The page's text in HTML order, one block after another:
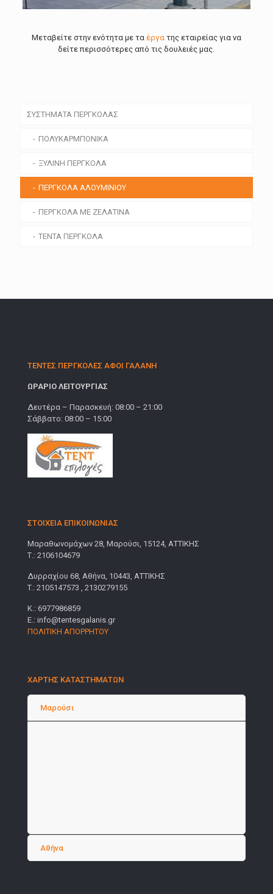
Μεταβείτε στην ενότητα με τα έργα της εταιρείας για να
δείτε περισσότερες από τις δουλειές μας.
ΣΥΣΤΗΜΑΤΑ ΠΕΡΓΚΟΛΑΣ
ΠΟΛΥΚΑΡΜΠΟΝΙΚΑ
ΞΥΛΙΝΗ ΠΕΡΓΚΟΛΑ
ΠΕΡΓΚΟΛΑ ΑΛΟΥΜΙΝΙΟΥ
ΠΕΡΓΚΟΛΑ ΜΕ ΖΕΛΑΤΙΝΑ
ΤΕΝΤΑ ΠΕΡΓΚΟΛΑ
ΤΕΝΤΕΣ ΠΕΡΓΚΟΛΕΣ ΑΦΟΙ ΓΑΛΑΝΗ
ΩΡΑΡΙΟ ΛΕΙΤΟΥΡΓΙΑΣ
Δευτέρα – Παρασκευή: 08:00 – 21:00
Σάββατο: 08:00 – 15:00
ΣΤΟΙΧΕΙΑ ΕΠΙΚΟΙΝΩΝΙΑΣ
Μαραθωνομάχων 28, Μαρούσι, 15124, ΑΤΤΙΚΗΣ
Τ.: 2106104679
Δυρραχίου 68, Αθήνα, 10443, ΑΤΤΙΚΗΣ
T.: 2105147573 , 2130279155
Κ.: 6977986859
E.: info@tentesgalanis.gr
ΠΟΛΙΤΙΚΗ ΑΠΟΡΡΗΤΟΥ
ΧΑΡΤΗΣ ΚΑΤΑΣΤΗΜΑΤΩΝ
Μαρούσι
Αθήνα